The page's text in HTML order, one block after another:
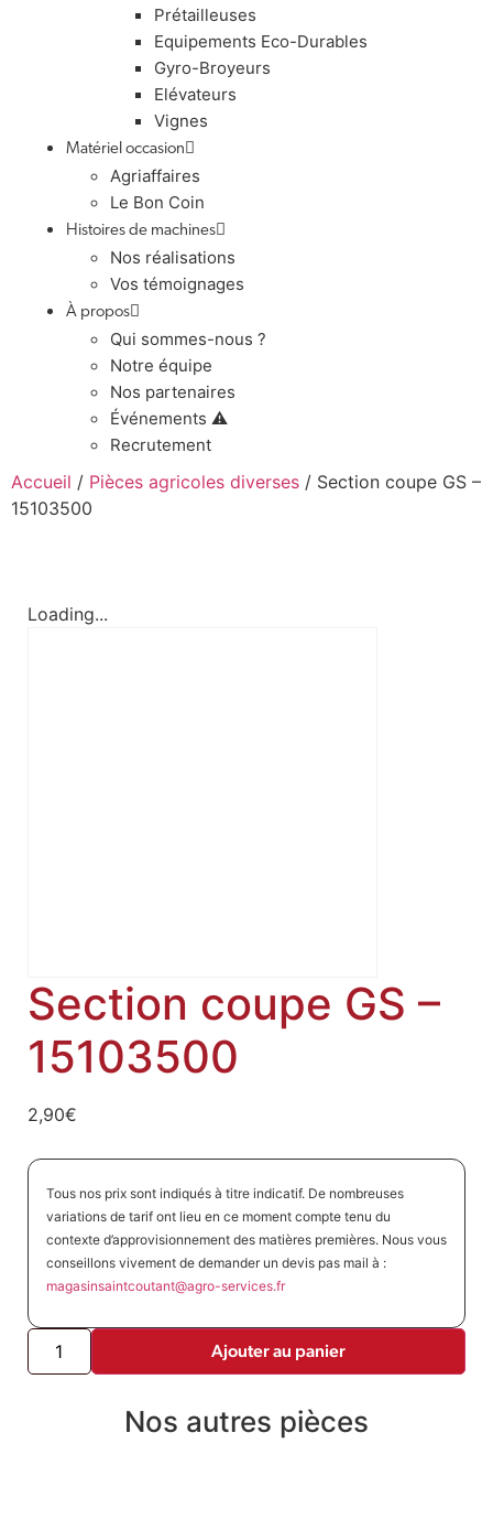
Prétailleuses
Equipements Eco-Durables
Gyro-Broyeurs
Elévateurs
Vignes
Matériel occasion
Agriaffaires
Le Bon Coin
Histoires de machines
Nos réalisations
Vos témoignages
À propos
Qui sommes-nous ?
Notre équipe
Nos partenaires
Événements ⚠️
Recrutement
Accueil / Pièces agricoles diverses / Section coupe GS –
15103500
Loading...
Section coupe GS –
15103500
2,90€
Tous nos prix sont indiqués à titre indicatif. De nombreuses
variations de tarif ont lieu en ce moment compte tenu du
contexte d’approvisionnement des matières premières. Nous vous
conseillons vivement de demander un devis pas mail à :
magasinsaintcoutant@agro-services.fr
Ajouter au panier
Nos autres pièces